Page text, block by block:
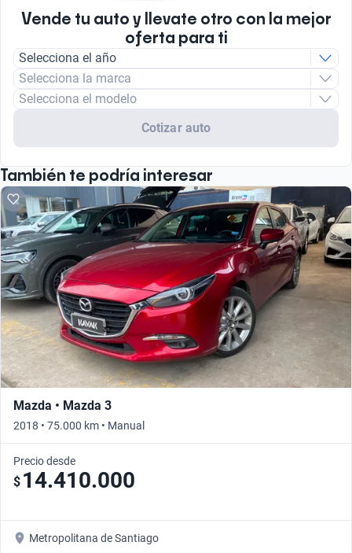
Vende tu auto y llevate otro con la mejor
oferta para ti
Selecciona el año
Selecciona la marca
Selecciona el modelo
Cotizar auto
También te podría interesar
Mazda • Mazda 3
2018 • 75.000 km • Manual
Precio desde
$ 14.410.000
Metropolitana de Santiago